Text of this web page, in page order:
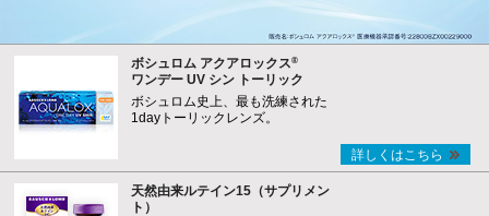
ボシュロム アクアロックス®
ワンデー UV シン トーリック
ボシュロム史上、最も洗練された
1dayトーリックレンズ。
詳しくはこちら
天然由来ルテイン15（サプリメン
ト）